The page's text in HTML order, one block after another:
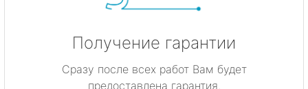
Получение гарантии
Сразу после всех работ Вам будет
предоставлена гарантия.